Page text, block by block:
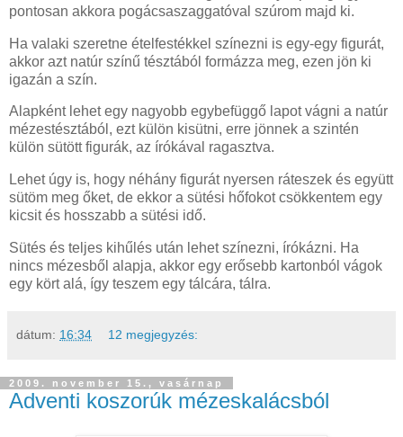
pontosan akkora pogácsaszaggatóval szúrom majd ki.
Ha valaki szeretne ételfestékkel színezni is egy-egy figurát,
akkor azt natúr színű tésztából formázza meg, ezen jön ki
igazán a szín.
Alapként lehet egy nagyobb egybefüggő lapot vágni a natúr
mézestésztából, ezt külön kisütni, erre jönnek a szintén
külön sütött figurák, az írókával ragasztva.
Lehet úgy is, hogy néhány figurát nyersen ráteszek és együtt
sütöm meg őket, de ekkor a sütési hőfokot csökkentem egy
kicsit és hosszabb a sütési idő.
Sütés és teljes kihűlés után lehet színezni, írókázni. Ha
nincs mézesből alapja, akkor egy erősebb kartonból vágok
egy kört alá, így teszem egy tálcára, tálra.
dátum: 16:34 12 megjegyzés:
2009. november 15., vasárnap
Adventi koszorúk mézeskalácsból